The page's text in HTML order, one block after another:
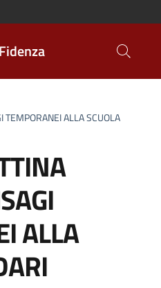
TEMPORANEI ALLA SCUOLA
ALLA